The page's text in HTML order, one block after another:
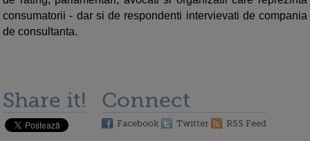
consumatorii - dar si de respondenti intervievati de compania
de consultanta.
Share it! Connect
Facebook Twitter RSS Feed